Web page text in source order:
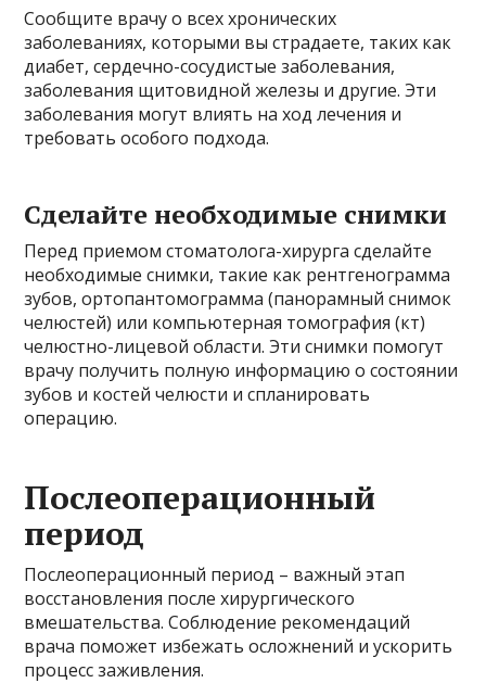
Сообщите врачу о всех хронических
заболеваниях, которыми вы страдаете, таких как
диабет, сердечно-сосудистые заболевания,
заболевания щитовидной железы и другие. Эти
заболевания могут влиять на ход лечения и
требовать особого подхода.
Сделайте необходимые снимки
Перед приемом стоматолога-хирурга сделайте
необходимые снимки, такие как рентгенограмма
зубов, ортопантомограмма (панорамный снимок
челюстей) или компьютерная томография (кт)
челюстно-лицевой области. Эти снимки помогут
врачу получить полную информацию о состоянии
зубов и костей челюсти и спланировать
операцию.
Послеоперационный
период
Послеоперационный период – важный этап
восстановления после хирургического
вмешательства. Соблюдение рекомендаций
врача поможет избежать осложнений и ускорить
процесс заживления.